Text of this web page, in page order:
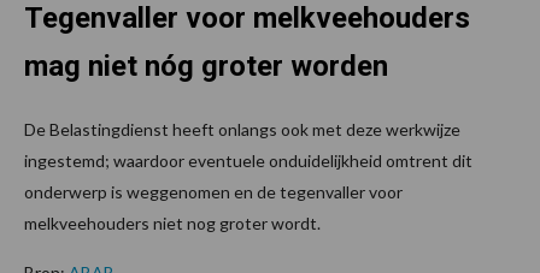
Tegenvaller voor melkveehouders
mag niet nóg groter worden
De Belastingdienst heeft onlangs ook met deze werkwijze
ingestemd; waardoor eventuele onduidelijkheid omtrent dit
onderwerp is weggenomen en de tegenvaller voor
melkveehouders niet nog groter wordt.